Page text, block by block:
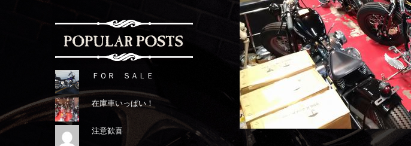
ＦＯＲ ＳＡＬＥ
在庫車いっぱい！
注意歓喜